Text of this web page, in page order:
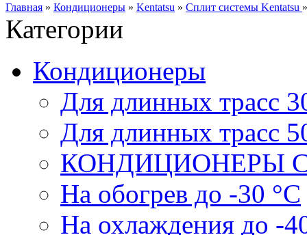
Главная » Кондиционеры » Kentatsu » Сплит системы Kentatsu
Категории
Кондиционеры
Для длинных трасс
Для длинных трасс
КОНДИЦИОНЕРЫ
На обогрев до -30 °С
На охлаждения до -